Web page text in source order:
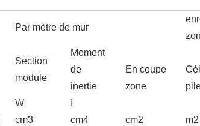
Par mètre de mur
Section
module
Moment
de
inertie
En coupe
zone
W
cm3 cm4 cm2